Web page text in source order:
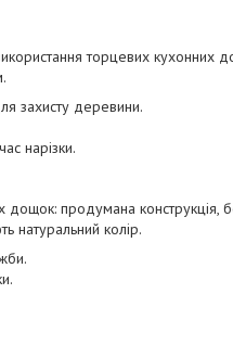
торцевих
захисту деревини.
нарізки.
продумана конструкція,
натуральний колір.